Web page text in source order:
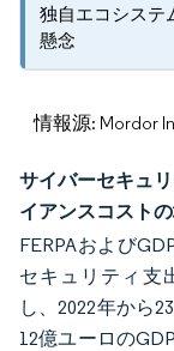
独自エコシステ
懸念
情報源: Mordor
サイバーセキュ
イアンスコスト
FERPAおよび
セキュリティ支
し、2022年から
12億ユーロの